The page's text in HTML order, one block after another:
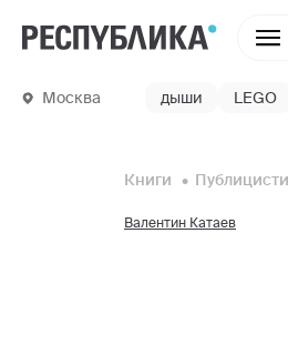
Москва дыши LEGO
Книги
Валентин Катаев